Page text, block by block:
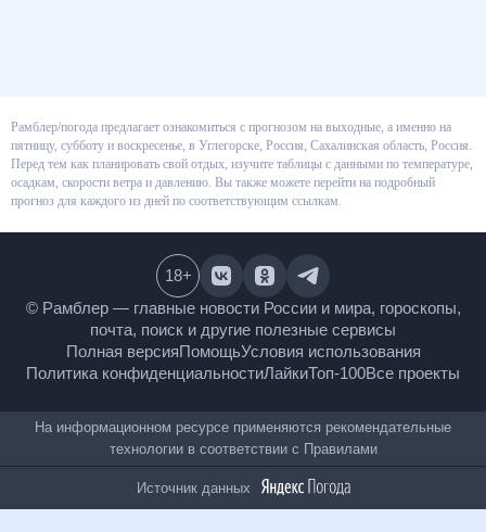
Рамблер/погода предлагает ознакомиться с прогнозом на выходные, а
именно на пятницу, субботу и воскресенье, в Углегорске, Россия,
Сахалинская область, Россия. Перед тем как планировать свой отдых,
изучите таблицы с данными по температуре, осадкам, скорости ветра и
давлению. Вы также можете перейти на подробный прогноз для каждого
© Рамблер — главные новости России и мира,
гороскопы, почта, поиск и другие полезные сервисы
Полная версияПомощьУсловия использования
Все проекты
18+
На информационном ресурсе применяются
рекомендательные технологии в соответствии с